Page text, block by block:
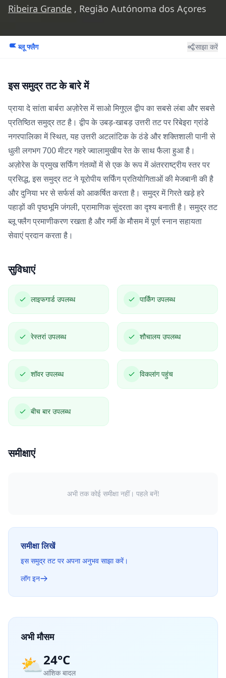
Ribeira Grande , Região Autónoma dos Açores
ब्लू फ्लैग साझा करें
इस समुद्र तट के बारे में
प्राया दे सांता बार्बरा अज़ोरेस में साओ मिगुएल द्वीप का सबसे लंबा और सबसे
प्रतिष्ठित समुद्र तट है। द्वीप के उबड़-खाबड़ उत्तरी तट पर रिबेइरा ग्रांडे
नगरपालिका में स्थित, यह उत्तरी अटलांटिक के ठंडे और शक्तिशाली पानी से
धुली लगभग 700 मीटर गहरे ज्वालामुखीय रेत के साथ फैला हुआ है।
अज़ोरेस के प्रमुख सर्फिंग गंतव्यों में से एक के रूप में अंतरराष्ट्रीय स्तर पर
प्रसिद्ध, इस समुद्र तट ने यूरोपीय सर्फिंग प्रतियोगिताओं की मेजबानी की है
और दुनिया भर से सर्फर्स को आकर्षित करता है। समुद्र में गिरते खड़े हरे
पहाड़ों की पृष्ठभूमि जंगली, प्रामाणिक सुंदरता का दृश्य बनाती है। समुद्र तट
ब्लू फ्लैग प्रमाणीकरण रखता है और गर्मी के मौसम में पूर्ण स्नान सहायता
सेवाएं प्रदान करता है।
सुविधाएं
लाइफगार्ड उपलब्ध पार्किंग उपलब्ध
रेस्तरां उपलब्ध शौचालय उपलब्ध
शॉवर उपलब्ध विकलांग पहुंच
बीच बार उपलब्ध
समीक्षाएं
अभी तक कोई समीक्षा नहीं। पहले बनें!
समीक्षा लिखें
इस समुद्र तट पर अपना अनुभव साझा करें।
लॉग इन
अभी मौसम
⛅24°C
आंशिक बादल